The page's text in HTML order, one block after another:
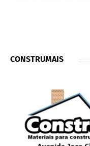
CONSTRUMAIS